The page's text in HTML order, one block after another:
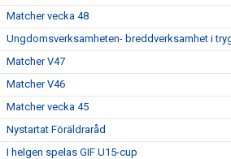
Matcher vecka 48
Ungdomsverksamheten- breddverksamhet i
Matcher V47
Matcher V46
Matcher vecka 45
Nystartat Föräldraråd
I helgen spelas GIF U15-cup